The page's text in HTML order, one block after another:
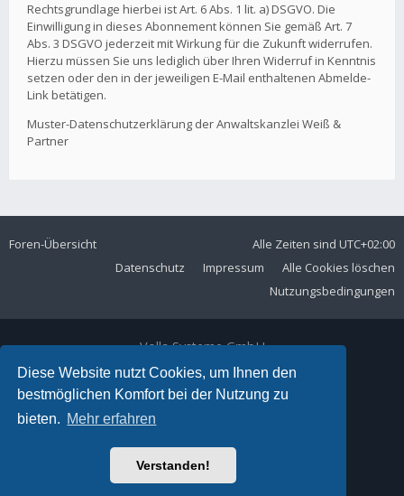
Diese Website nutzt Cookies, um Ihnen den
bestmöglichen Komfort bei der Nutzung zu
bieten. Mehr erfahren
Verstanden!
Rechtsgrundlage hierbei ist Art. 6 Abs. 1 lit. a) DSGVO. Die
Einwilligung in dieses Abonnement können Sie gemäß Art. 7
Abs. 3 DSGVO jederzeit mit Wirkung für die Zukunft widerrufen.
Hierzu müssen Sie uns lediglich über Ihren Widerruf in Kenntnis
setzen oder den in der jeweiligen E-Mail enthaltenen Abmelde-
Link betätigen.
Muster-Datenschutzerklärung der Anwaltskanzlei Weiß &
Partner
Foren-Übersicht Alle Zeiten sind UTC+02:00
Alle Cookies löschen
Impressum
Datenschutz
Nutzungsbedingungen
Volla Systeme GmbH
Kölner Straße 102
42897 Remscheid
Telefon:+49 2191 59897 61
E-Mail:
Ariki Theme by